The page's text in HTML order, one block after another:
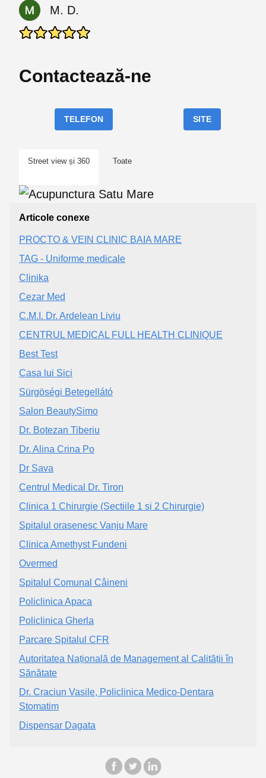
M. D.
Contactează-ne
TELEFON SITE
Street view și 360 Toate
Articole conexe
PROCTO & VEIN CLINIC BAIA MARE
TAG - Uniforme medicale
Clinika
Cezar Med
C.M.I. Dr. Ardelean Liviu
CENTRUL MEDICAL FULL HEALTH CLINIQUE
Best Test
Casa lui Sici
Sürgöségi Betegellátó
Salon BeautySimo
Dr. Botezan Tiberiu
Dr. Alina Crina Po
Dr Sava
Centrul Medical Dr. Tiron
Clinica 1 Chirurgie (Sectiile 1 si 2 Chirurgie)
Spitalul orasenesc Vanju Mare
Clinica Amethyst Fundeni
Overmed
Spitalul Comunal Câineni
Policlinica Apaca
Policlinica Gherla
Parcare Spitalul CFR
Autoritatea Națională de Management al Calității în
Sănătate
Dr. Craciun Vasile, Policlinica Medico-Dentara
Stomatim
Dispensar Dagata